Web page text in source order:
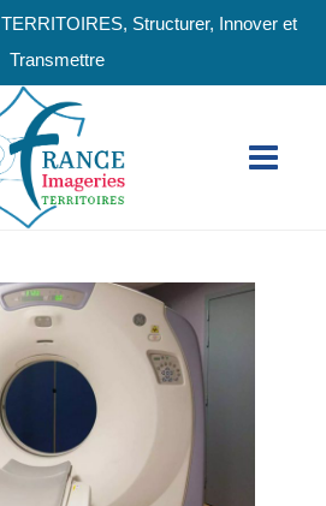
Structurer, Innover et
Transmettre